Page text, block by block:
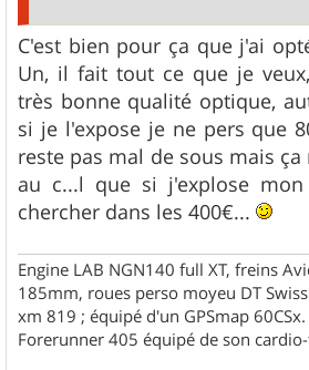
C'est bien pour ça que j'ai
Un, il fait tout ce que je
très bonne qualité optique,
si je l'expose je ne pers que
reste pas mal de sous mais
au c...l que si j'explose
chercher dans les 400€...
Engine LAB NGN140 full XT, freins
185mm, roues perso moyeu DT
xm 819 ; équipé d'un GPSmap 60CSx.
Forerunner 405 équipé de son